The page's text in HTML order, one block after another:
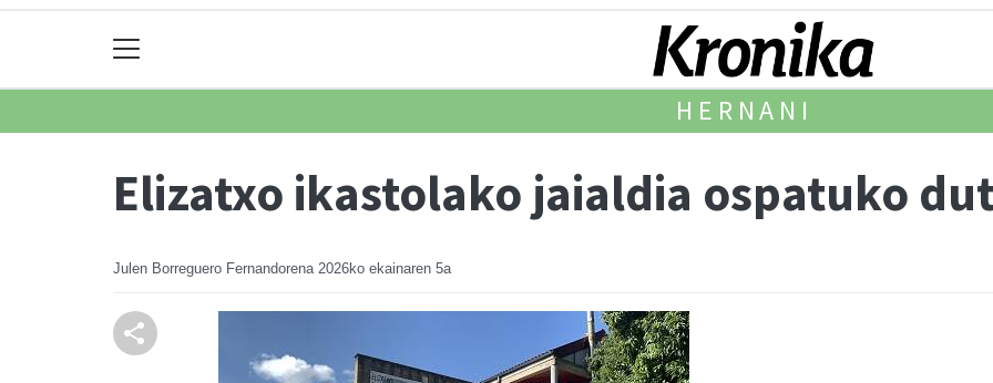
HERNANI
Elizatxo ikastolako jaialdia ospatuko
Julen Borreguero Fernandorena 2026ko ekainaren 5a